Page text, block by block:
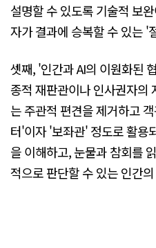
설명할 수 있도록 기술적 보
자가 결과에 승복할 수 있는 '
셋째, '인간과 AI의 이원화된
종적 재판관이나 인사권자의
는 주관적 편견을 제거하고
터'이자 '보좌관' 정도로 활용
을 이해하고, 눈물과 참회를
적으로 판단할 수 있는 인간